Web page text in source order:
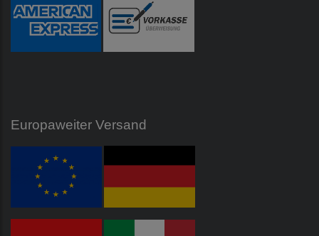
Europaweiter Versand